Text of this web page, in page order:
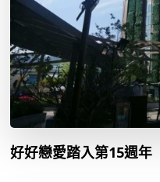
好好戀愛踏入第15週年